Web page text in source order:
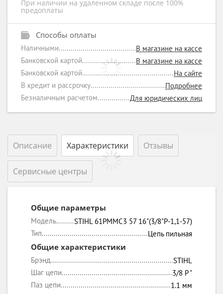
При наличии на удаленном складе после 100%
предоплаты
Способы оплаты
Наличными
В магазине на кассе
Банковской картой
В магазине на кассе
Банковской картой
На сайте
В кредит и рассрочку
Подробнее
Безналичным расчетом
Для юридических лиц
Описание Характеристики Отзывы
Сервисные центры
Общие параметры
Модель
STIHL 61PMMC3 57 16"(3/8"P-1,1-57)
Тип
Цепь пильная
Общие характеристики
Брэнд
STIHL
Шаг цепи
3/8 P "
Паз цепи
1.1 мм